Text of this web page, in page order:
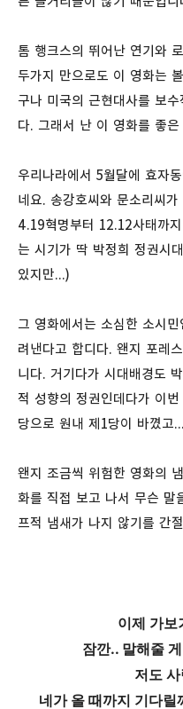
톰 행크스의 뛰어난 연기와
두가지 만으로도 이 영화는
구나 미국의 근현대사를 보
다. 그래서 난 이 영화를 좋
우리나라에서 5월달에 효자
네요. 송강호씨와 문소리씨
4.19혁명부터 12.12사태까
는 시기가 딱 박정희 정권시
있지만...)
그 영화에서는 소심한 소시
려낸다고 합디다. 왠지 포레
니다. 거기다가 시대배경도
적 성향의 정권인데다가 이
당으로 원내 제1당이 바꼈고
왠지 조금씩 위험한 영화의
화를 직접 보고 나서 무슨 말
프적 냄새가 나지 않기를 간
이제 가보
잠깐.. 말해줄
저도
네가 올 때까지 기다